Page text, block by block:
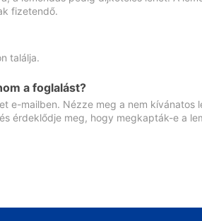
fizetendő.
találja.
a foglalást?
e-mailben. Nézze meg a nem kívánatos
érdeklődje meg, hogy megkapták-e a